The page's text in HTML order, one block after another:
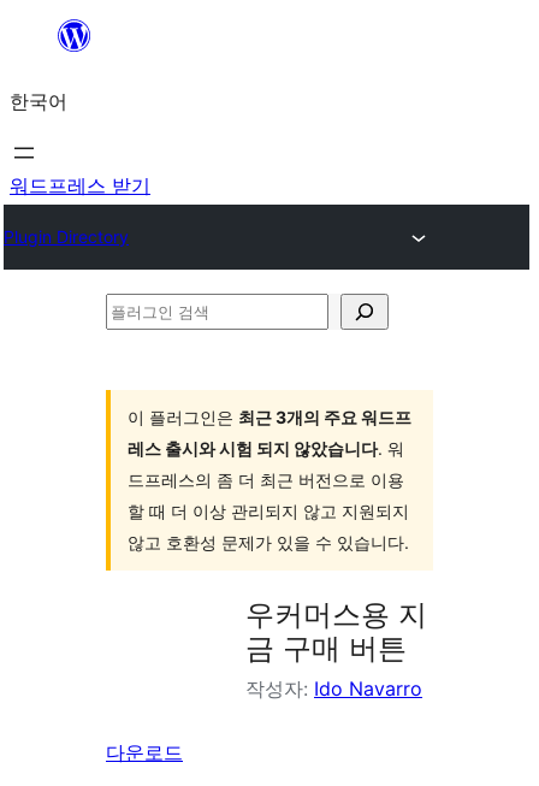
츠
로
바
가
한국어
워드프레스 받기
Plugin Directory
플
이 플러그인은 최근 3개의 주요 워드프
레스 출시와 시험 되지 않았습니다. 워
드프레스의 좀 더 최근 버전으로 이용
할 때 더 이상 관리되지 않고 지원되지
않고 호환성 문제가 있을 수 있습니다.
우커머스용 지
금 구매 버튼
작성자: Ido Navarro
다운로드